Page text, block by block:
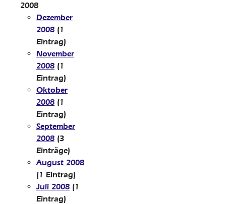
2008
Dezember
2008 (1
Eintrag)
November
2008 (1
Eintrag)
Oktober
2008 (1
Eintrag)
September
2008 (3
Einträge)
August 2008
(1 Eintrag)
Juli 2008 (1
Eintrag)